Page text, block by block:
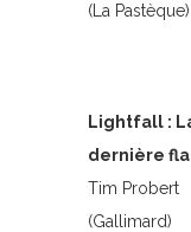
(La Pastèque)
Lightfall :
dernière
Tim Probert
(Gallimard)